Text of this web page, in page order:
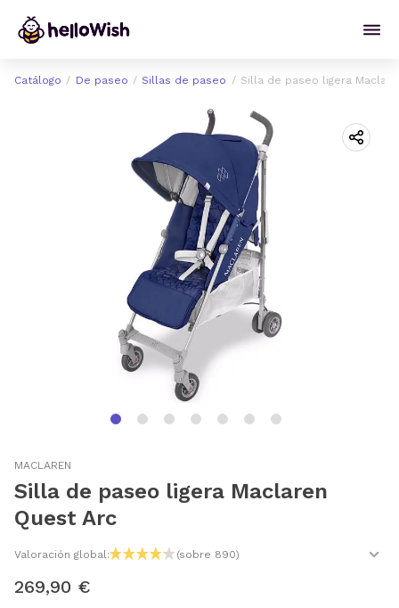
Catálogo De paseo Sillas de paseo Silla de paseo ligera
MACLAREN
Silla de paseo ligera Maclaren
Quest Arc
Valoración global: (sobre 890)
269,90 €